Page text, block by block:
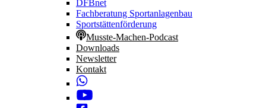
DFBnet
Fachberatung Sportanlagenbau
Sportstättenförderung
Musste-Machen-Podcast
Downloads
Newsletter
Kontakt